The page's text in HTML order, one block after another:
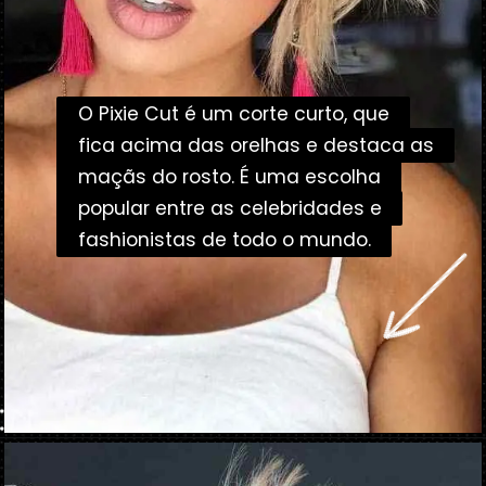
O Pixie Cut é um corte curto, que
fica acima das orelhas e destaca as
maçãs do rosto. É uma escolha
popular entre as celebridades e
fashionistas de todo o mundo.
O Pixie Cut é um corte curto, que
fica acima das orelhas e destaca as
maçãs do rosto. É uma escolha
popular entre as celebridades e
fashionistas de todo o mundo.
https://danidrops.com.br/corte-de-cabelo-pixie-cut/